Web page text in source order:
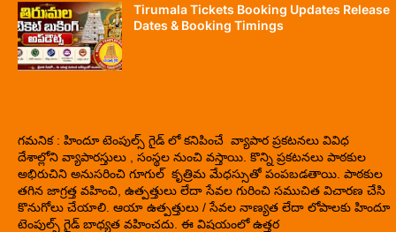
Tirumala Tickets Booking Updates Release
Dates & Booking Timings
గమనిక : హిందూ టెంపుల్స్ గైడ్ లో కనిపించే వ్యాపార ప్రకటనలు వివిధ
దేశాల్లోని వ్యాపారస్తులు , సంస్థల నుంచి వస్తాయి. కొన్ని ప్రకటనలు పాఠకుల
అభిరుచిని అనుసరించి గూగుల్ కృత్రిమ మేధస్సుతో పంపబడతాయి. పాఠకుల
తగిన జాగ్రత్త వహించి, ఉత్పత్తులు లేదా సేవల గురించి సముచిత విచారణ చేసి
కొనుగోలు చేయాలి. ఆయా ఉత్పత్తులు / సేవల నాణ్యత లేదా లోపాలకు హిందూ
టెంపుల్స్ గైడ్ బాధ్యత వహించదు. ఈ విషయంలో ఉత్తర